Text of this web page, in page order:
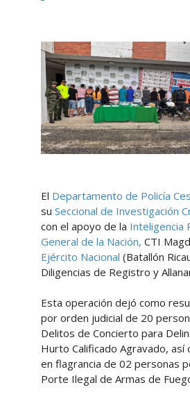
El Departamento de Policía
su Seccional de Investigación
con el apoyo de la Inteligencia
General de la Nación, CTI
Ejército Nacional (Batallón
Diligencias de Registro y
Esta operación dejó como
por orden judicial de 20
Delitos de Concierto para
Hurto Calificado Agravado, así
en flagrancia de 02 personas
Porte Ilegal de Armas de